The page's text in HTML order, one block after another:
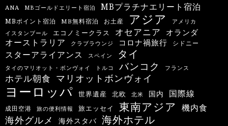
ANA MBゴールドエリート宿泊 MBプラチナエリート宿泊
MBポイント宿泊 MB無料宿泊 お土産 アジア アメリカ
イスタンブール エコノミークラス オセアニア オランダ
オーストラリア クラブラウンジ コロナ禍旅行 シドニー
スターアライアンス スペイン タイ
タイのマリオット・ボンヴォイ トルコ バンコク フランス
ホテル朝食 マリオットボンヴォイ
ヨーロッパ 世界遺産 北欧 北米 国内 国際線
成田空港 旅の便利情報 旅エッセイ 東南アジア 機内食
海外グルメ 海外スタバ 海外ホテル